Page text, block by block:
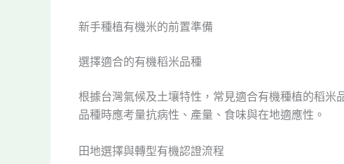
新手種植有機米的前置準備
選擇適合的有機稻米品種
根據台灣氣候及土壤特性，常見適合有機種植的稻
品種時應考量抗病性、產量、食味與在地適應性。
田地選擇與轉型有機認證流程